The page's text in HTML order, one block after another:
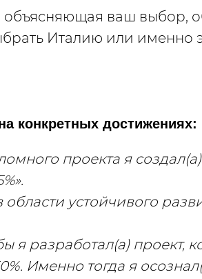
объясняющая ваш выбор,
Италию или именно
конкретных достижениях:
проекта я
области устойчивого
я разработал(а) проект,
Именно тогда я